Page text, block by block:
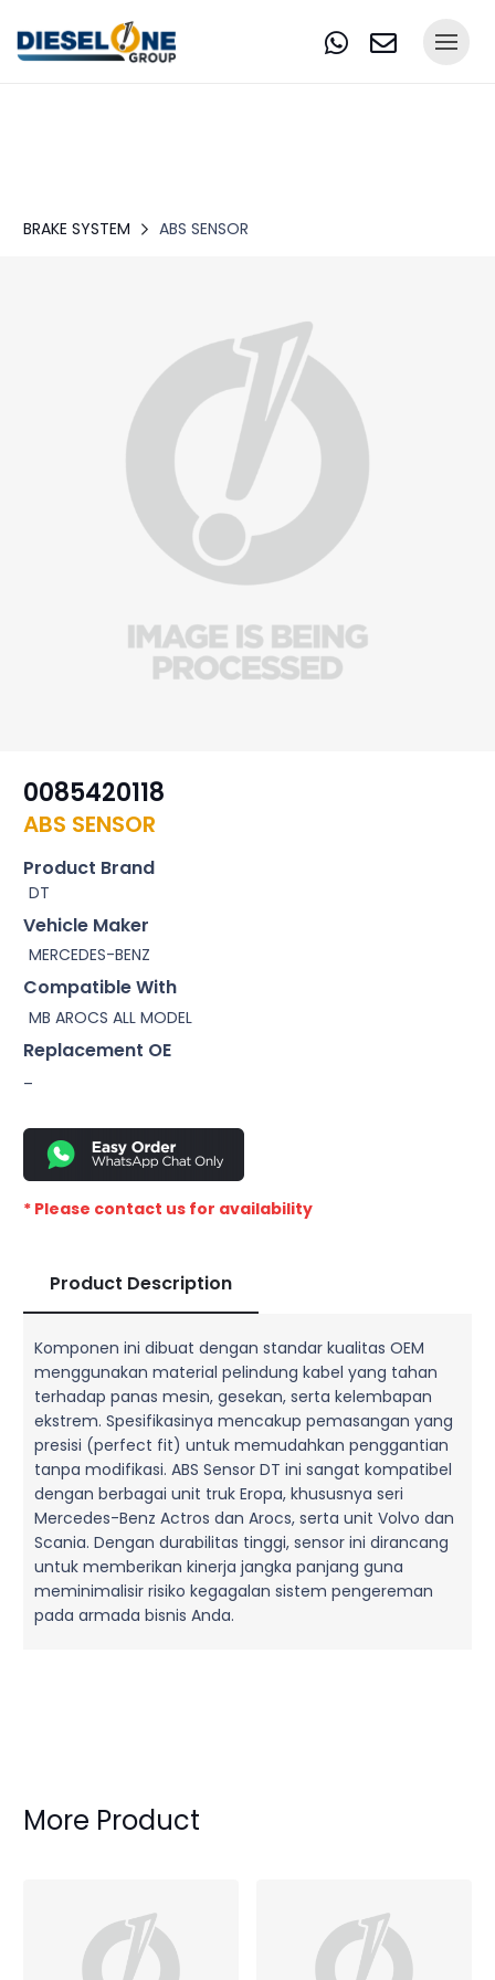
BRAKE SYSTEM ABS SENSOR
0085420118
ABS SENSOR
Product Brand
DT
Vehicle Maker
MERCEDES-BENZ
Compatible With
MB AROCS ALL MODEL
Replacement OE
–
* Please contact us for availability
Product Description
Komponen ini dibuat dengan standar kualitas OEM
menggunakan material pelindung kabel yang tahan
terhadap panas mesin, gesekan, serta kelembapan
ekstrem. Spesifikasinya mencakup pemasangan yang
presisi (perfect fit) untuk memudahkan penggantian
tanpa modifikasi. ABS Sensor DT ini sangat kompatibel
dengan berbagai unit truk Eropa, khususnya seri
Mercedes-Benz Actros dan Arocs, serta unit Volvo dan
Scania. Dengan durabilitas tinggi, sensor ini dirancang
untuk memberikan kinerja jangka panjang guna
meminimalisir risiko kegagalan sistem pengereman
pada armada bisnis Anda.
More Product